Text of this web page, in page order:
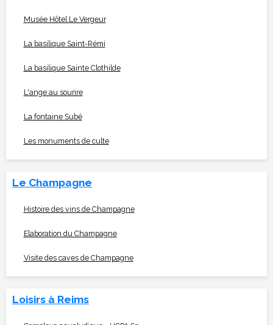
Musée Hôtel Le Vergeur
La basilique Saint-Rémi
La basilique Sainte Clothilde
L'ange au sourire
La fontaine Subé
Les monuments de culte
Le Champagne
Histoire des vins de Champagne
Elaboration du Champagne
Visite des caves de Champagne
Loisirs à Reims